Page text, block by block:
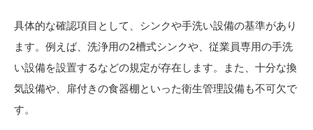
具体的な確認項目として、シンクや手洗い設備の基準があり
ます。例えば、洗浄用の2槽式シンクや、従業員専用の手洗
い設備を設置するなどの規定が存在します。また、十分な換
気設備や、扉付きの食器棚といった衛生管理設備も不可欠で
す。